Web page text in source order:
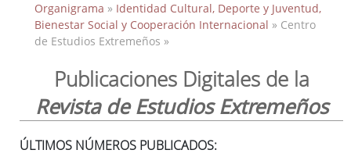
Portada
Información General
Servicios
Colecciones
Organigrama » Identidad Cultural, Deporte y Juventud,
Bienestar Social y Cooperación Internacional » Centro
de Estudios Extremeños »
Publicaciones Digitales de la
Revista de Estudios Extremeños
ÚLTIMOS NÚMEROS PUBLICADOS: